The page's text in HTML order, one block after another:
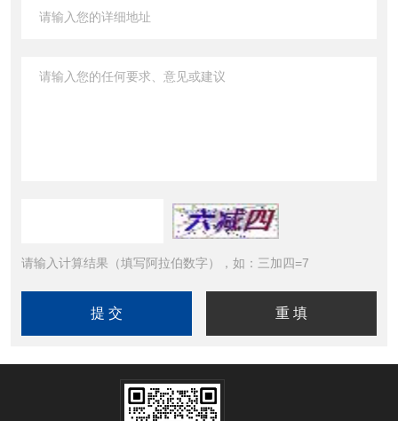
请输入计算结果（填写阿拉伯数字），如：三加四=7